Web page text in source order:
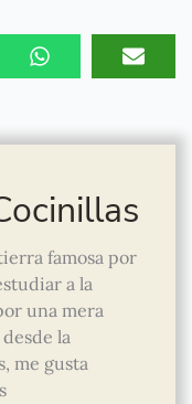
famosa por
a la
una mera
la
me gusta